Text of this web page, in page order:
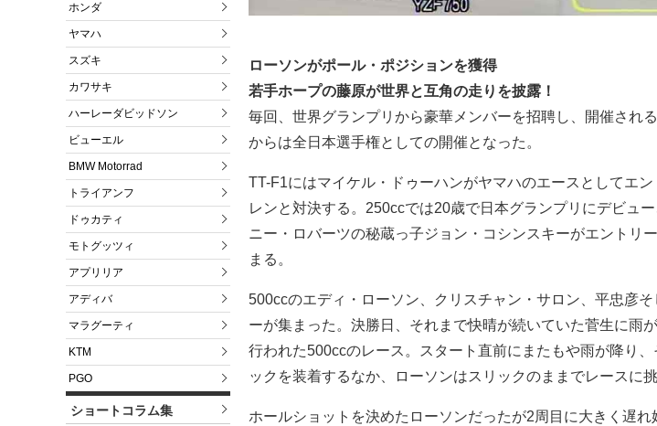
ホンダ
ヤマハ
スズキ
カワサキ
ハーレーダビッドソン
ビューエル
BMW Motorrad
トライアンフ
ドゥカティ
モトグッツィ
アプリリア
アディバ
マラグーティ
KTM
PGO
ショートコラム集
ローソンがポール・ポジションを獲得
若手ホープの藤原が世界と互角の走りを披露！
毎回、世界グランプリから豪華メンバーを招聘し、開催され
からは全日本選手権としての開催となった。
TT-F1にはマイケル・ドゥーハンがヤマハのエースとしてエ
レンと対決する。250ccでは20歳で日本グランプリにデビュ
ニー・ロバーツの秘蔵っ子ジョン・コシンスキーがエントリ
まる。
500ccのエディ・ローソン、クリスチャン・サロン、平忠彦
ーが集まった。決勝日、それまで快晴が続いていた菅生に雨
行われた500ccのレース。スタート直前にまたもや雨が降り
ックを装着するなか、ローソンはスリックのままでレースに
ホールショットを決めたローソンだったが2周目に大きく遅